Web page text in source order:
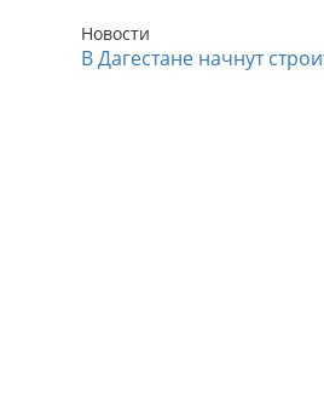
Новости
В Дагестане начнут